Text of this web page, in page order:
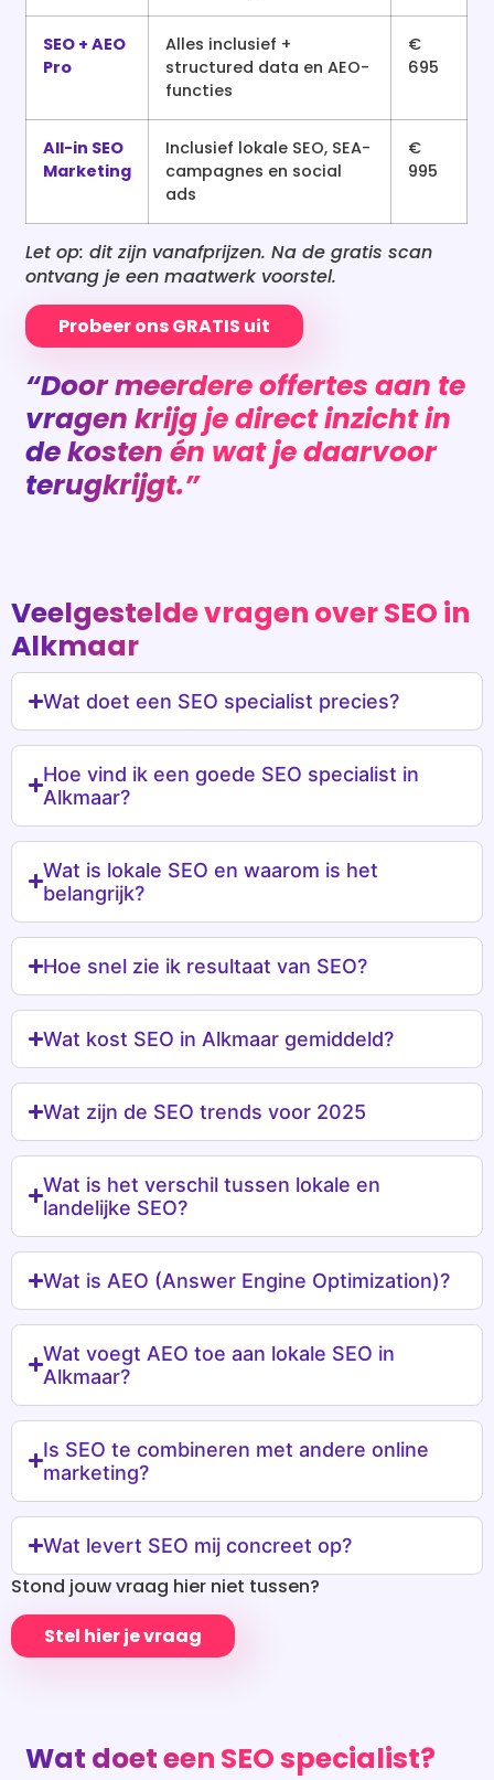
SEO + AEO
Pro
Alles inclusief +
structured data en AEO-
functies
€
695
All-in SEO
Marketing
Inclusief lokale SEO, SEA-
campagnes en social
ads
€
995
Let op: dit zijn vanafprijzen. Na de gratis scan
ontvang je een maatwerk voorstel.
Probeer ons GRATIS uit
“Door meerdere offertes aan te
vragen krijg je direct inzicht in
de kosten én wat je daarvoor
terugkrijgt.”
Veelgestelde vragen over SEO in
Alkmaar
Wat doet een SEO specialist precies?
Hoe vind ik een goede SEO specialist in
Alkmaar?
Wat is lokale SEO en waarom is het
belangrijk?
Hoe snel zie ik resultaat van SEO?
Wat kost SEO in Alkmaar gemiddeld?
Wat zijn de SEO trends voor 2025
Wat is het verschil tussen lokale en
landelijke SEO?
Wat is AEO (Answer Engine Optimization)?
Wat voegt AEO toe aan lokale SEO in
Alkmaar?
Is SEO te combineren met andere online
marketing?
Wat levert SEO mij concreet op?
Stond jouw vraag hier niet tussen?
Stel hier je vraag
Wat doet een SEO specialist?